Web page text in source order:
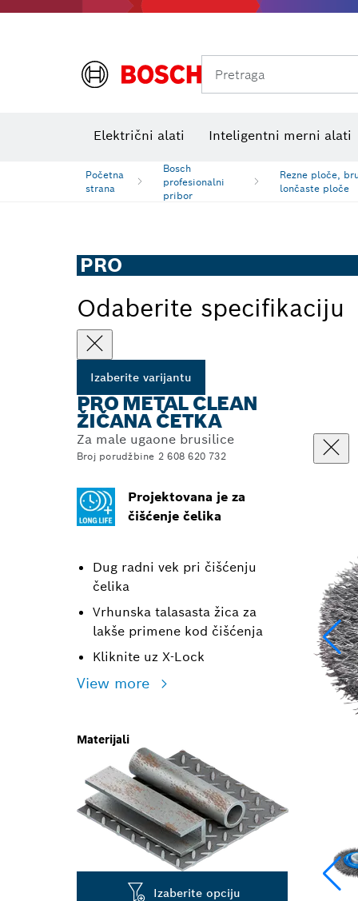
Pretraga
Električni alati Inteligentni merni alati
Početna
strana
Bosch
profesionalni
pribor
Rezne ploče,
lončaste ploče
PRO
Odaberite specifikaciju
Izaberite varijantu
PRO METAL CLEAN
ŽIČANA ČETKA
Za male ugaone brusilice
Broj porudžbine 2 608 620 732
Projektovana je za
čišćenje čelika
Dug radni vek pri čišćenju
čelika
Vrhunska talasasta žica za
lakše primene kod čišćenja
Kliknite uz X-Lock
View more
Materijali
Izaberite opciju